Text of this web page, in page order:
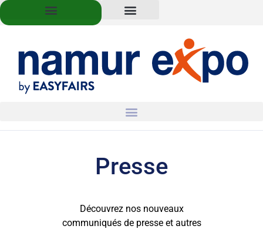
Presse
Découvrez nos nouveaux
communiqués de presse et autres